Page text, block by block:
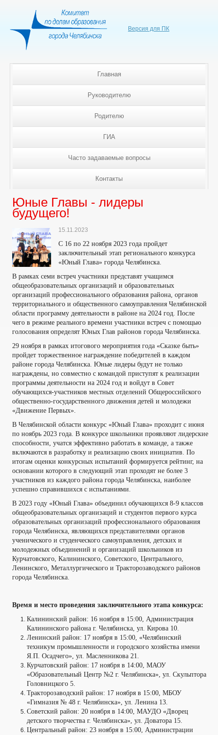
Версия для ПК
Главная
Руководителю
Родителю
ГИА
Часто задаваемые вопросы
Контакты
Юные Главы - лидеры
будущего!
15.11.2023
С 16 по 22 ноября 2023 года пройдет
заключительный этап регионального конкурса
«Юный Глава» города Челябинска.
В рамках семи встреч участники представят учащимся
общеобразовательных организаций и образовательных
организаций профессионального образования района, органов
территориального и общественного самоуправления Челябинской
области программу деятельности в районе на 2024 год. После
чего в режиме реального времени участники встреч с помощью
голосования определят Юных Глав районов города Челябинска.
29 ноября в рамках итогового мероприятия года «Сказке быть»
пройдет торжественное награждение победителей в каждом
районе города Челябинска. Юные лидеры будут не только
награждены, но совместно с командой приступят к реализации
программы деятельности на 2024 год и войдут в Совет
обучающихся-участников местных отделений Общероссийского
общественно-государственного движения детей и молодежи
«Движение Первых».
В Челябинской области конкурс «Юный Глава» проходит с июня
по ноябрь 2023 года. В конкурсе школьники проявляют лидерские
способности, учатся эффективно работать в команде, а также
включаются в разработку и реализацию своих инициатив. По
итогам оценки конкурсных испытаний формируется рейтинг, на
основании которого в следующий этап проходят не более 3
участников из каждого района города Челябинска, наиболее
успешно справившихся с испытаниями.
В 2023 году «Юный Глава» объединил обучающихся 8-9 классов
общеобразовательных организаций и студентов первого курса
образовательных организаций профессионального образования
города Челябинска, являющихся представителями органов
ученического и студенческого самоуправления, детских и
молодежных объединений и организаций школьников из
Курчатовского, Калининского, Советского, Центрального,
Ленинского, Металлургического и Тракторозаводского районов
города Челябинска.
Время и место проведения заключительного этапа конкурса:
Калининский район: 16 ноября в 15:00, Администрация
Калининского района г. Челябинска, ул. Кирова 10.
Ленинский район: 17 ноября в 15:00, «Челябинский
техникум промышленности и городского хозяйства имени
Я.П. Осадчего», ул. Масленникова 21.
Курчатовский район: 17 ноября в 14:00, МАОУ
«Образовательный Центр №2 г. Челябинска», ул. Скульптора
Головницкого 5.
Тракторозаводский район: 17 ноября в 15:00, МБОУ
«Гимназия № 48 г. Челябинска», ул. Ленина 13.
Советский район: 20 ноября в 14:00, МАУДО «Дворец
детского творчества г. Челябинска», ул. Доватора 15.
Центральный район: 23 ноября в 15:00, Администрации